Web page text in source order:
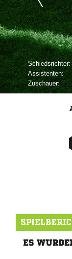
Schiedsrichter:
Assistenten:
Zuschauer:
ES